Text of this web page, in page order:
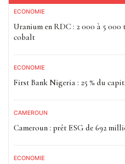
ECONOMIE
Uranium en RDC : 2 000 à 5 000
cobalt
ECONOMIE
First Bank Nigeria : 25 % du
CAMEROUN
Cameroun : prêt ESG de 692
ECONOMIE